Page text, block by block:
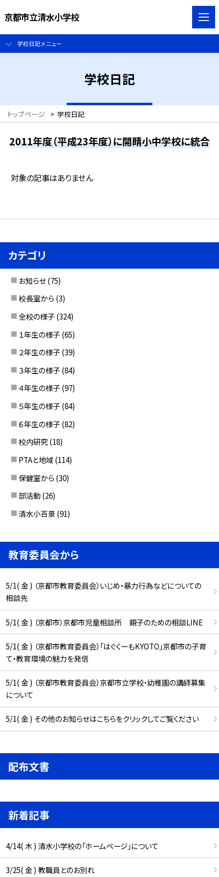
京都市立清水小学校
学校日記メニュー
学校日記
トップページ > 学校日記
2011年度（平成23年度）に開睛小中学校に統合
対象の記事はありません
カテゴリ
お知らせ (75)
校長室から (3)
全校の様子 (324)
１年生の様子 (65)
２年生の様子 (39)
３年生の様子 (84)
４年生の様子 (97)
５年生の様子 (84)
６年生の様子 (82)
校内研究 (18)
PTAと地域 (114)
保健室から (30)
部活動 (26)
清水小百景 (91)
教育委員会から
5/1( 金 ) （京都市教育委員会）いじめ・暴力行為などについての
相談先
5/1( 金 ) （京都市）京都市児童相談所 親子のための相談LINE
5/1( 金 ) （京都市教育委員会）「はぐくーもKYOTO」京都市の子育
て・教育環境の魅力を発信
5/1( 金 ) （京都市教育委員会）京都市立学校・幼稚園の講師募集
について
5/1( 金 ) その他のお知らせはこちらをクリックしてご覧ください
配布文書
新着記事
4/14( 木 ) 清水小学校の「ホームページ」について
3/25( 金 ) 教職員とのお別れ